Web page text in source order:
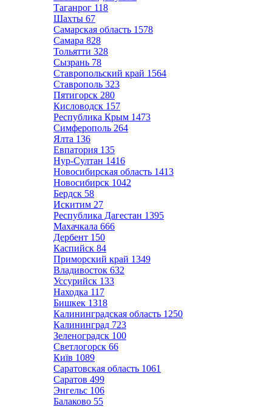
Таганрог 118
Шахты 67
Самарская область 1578
Самара 828
Тольятти 328
Сызрань 78
Ставропольский край 1564
Ставрополь 323
Пятигорск 280
Кисловодск 157
Республика Крым 1473
Симферополь 264
Ялта 136
Евпатория 135
Нур-Султан 1416
Новосибирская область 1413
Новосибирск 1042
Бердск 58
Искитим 27
Республика Дагестан 1395
Махачкала 666
Дербент 150
Каспийск 84
Приморский край 1349
Владивосток 632
Уссурийск 133
Находка 117
Бишкек 1318
Калининградская область 1250
Калининград 723
Зеленоградск 100
Светлогорск 66
Київ 1089
Саратовская область 1061
Саратов 499
Энгельс 106
Балаково 55